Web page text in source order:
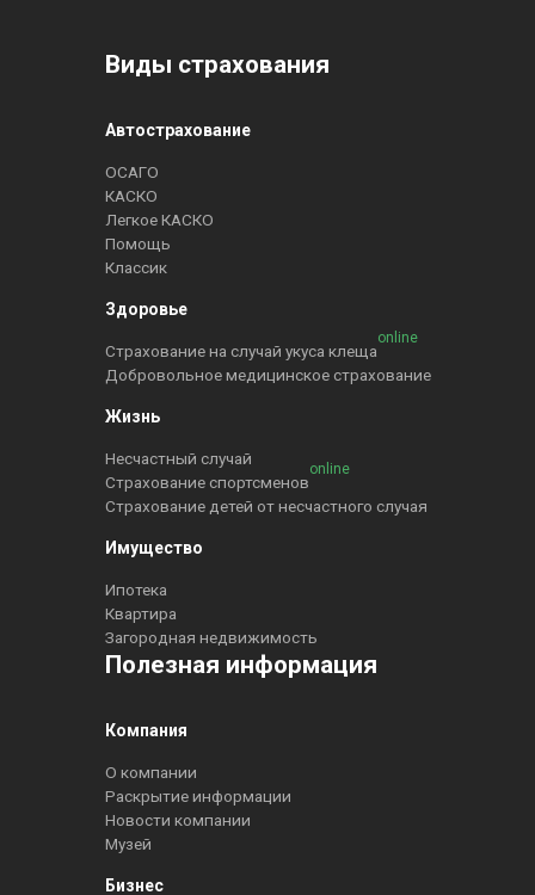
Виды страхования
Автострахование
ОСАГО
КАСКО
Легкое КАСКО
Помощь
Классик
Здоровье
Страхование на случай укуса клеща
online
Добровольное медицинское страхование
Жизнь
Несчастный случай
Страхование спортсменов
online
Страхование детей от несчастного случая
Имущество
Ипотека
Квартира
Загородная недвижимость
Полезная информация
Компания
О компании
Раскрытие информации
Новости компании
Музей
Бизнес